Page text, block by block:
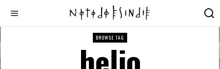
BROWSE TAG